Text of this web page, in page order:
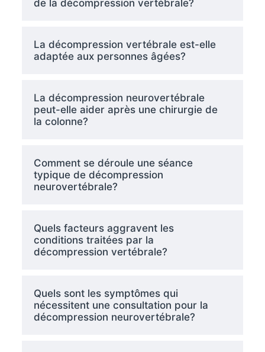
de la décompression vertébrale?
La décompression vertébrale est-elle
adaptée aux personnes âgées?
La décompression neurovertébrale
peut-elle aider après une chirurgie de
la colonne?
Comment se déroule une séance
typique de décompression
neurovertébrale?
Quels facteurs aggravent les
conditions traitées par la
décompression vertébrale?
Quels sont les symptômes qui
nécessitent une consultation pour la
décompression neurovertébrale?